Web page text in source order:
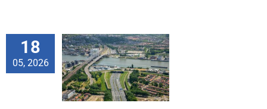
18
05, 2026
Drechttunnel